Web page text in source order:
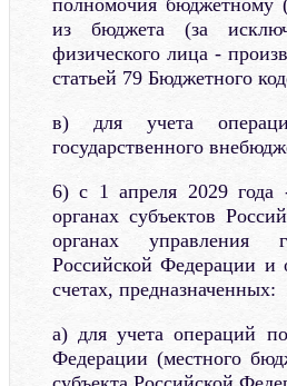
из бюджета (за
физического лица -
статьей 79 Бюджетного
в) для учета
государственного
6) с 1 апреля 2029
органах субъектов
органах управления
Российской Федерации и
счетах, предназначенных:
а) для учета операций
Федерации (местного